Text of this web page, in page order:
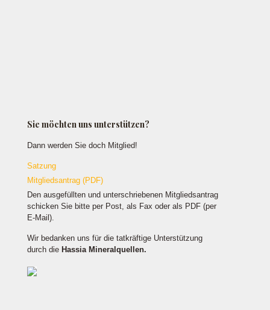
Sie möchten uns unterstützen?
Dann werden Sie doch Mitglied!
Satzung
Mitgliedsantrag (PDF)
Den ausgefüllten und unterschriebenen Mitgliedsantrag
schicken Sie bitte per Post, als Fax oder als PDF (per
E-Mail).
Wir bedanken uns für die tatkräftige Unterstützung
durch die Hassia Mineralquellen.